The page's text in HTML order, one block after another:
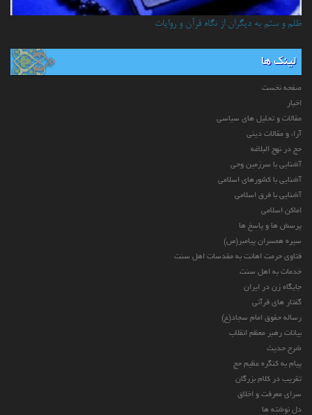
ظلم و ستم به دیگران از نگاه قرآن و روایات
لینک ها
صفحه نخست
اخبار
مقالات و تحلیل های سیاسی
آراء و مقالات دینی
حج در نهج البلاغه
آشنایی با سرزمین وحی
آشنایی با کشورهای اسلامی
آشنایی با فرق اسلامی
اماکن اسلامی
پرسش ها و پاسخ ها
سیره همسران پیامبر(ص)
فتاوی حرمت اهانت به مقدسات اهل سنت
خدمات به اهل سنت
جایگاه زن در ایران
گفتار های قرآنی
رساله حقوق امام سجاد(ع)
بیانات رهبر معظم انقلاب
شرح حدیث
پیام به کنگره عظیم حج
تقریب در کلام بزرگان
سرای معرفت و اخلاق
دل نوشته ها